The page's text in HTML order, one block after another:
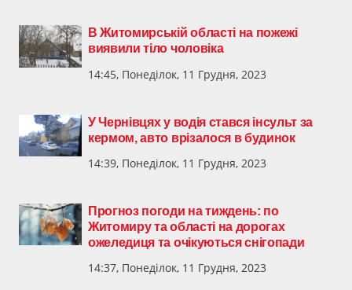
В Житомирській області на пожежі
виявили тіло чоловіка
14:45, Понеділок, 11 Грудня, 2023
У Чернівцях у водія стався інсульт за
кермом, авто врізалося в будинок
14:39, Понеділок, 11 Грудня, 2023
Прогноз погоди на тиждень: по
Житомиру та області на дорогах
ожеледиця та очікуються снігопади
14:37, Понеділок, 11 Грудня, 2023